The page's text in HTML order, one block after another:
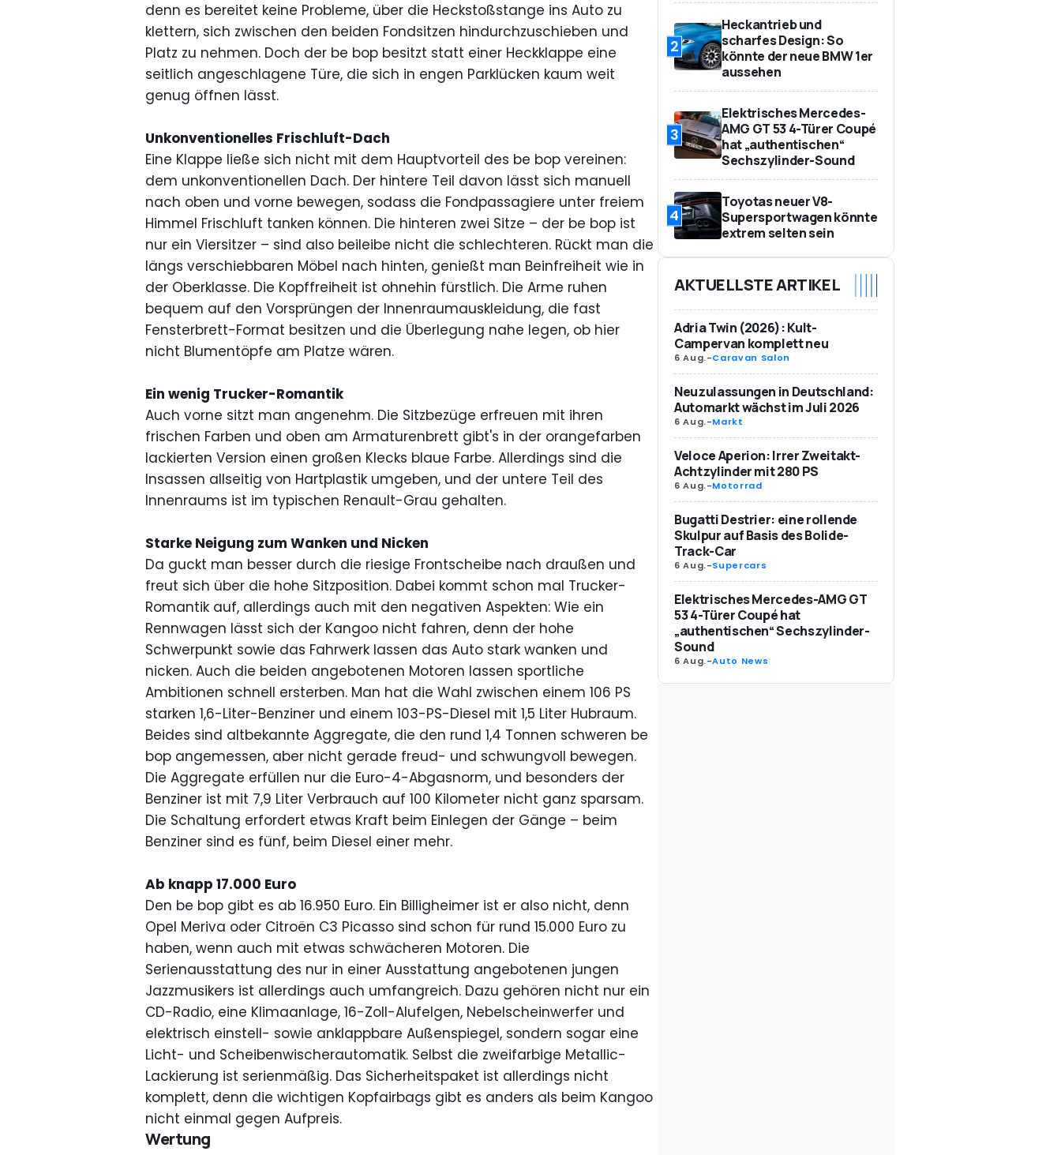
denn es bereitet keine Probleme, über die Heckstoßstange ins Auto zu
klettern, sich zwischen den beiden Fondsitzen hindurchzuschieben und
Platz zu nehmen. Doch der be bop besitzt statt einer Heckklappe eine
seitlich angeschlagene Türe, die sich in engen Parklücken kaum weit
genug öffnen lässt.
Unkonventionelles Frischluft-Dach
Eine Klappe ließe sich nicht mit dem Hauptvorteil des be bop vereinen:
dem unkonventionellen Dach. Der hintere Teil davon lässt sich manuell
nach oben und vorne bewegen, sodass die Fondpassagiere unter freiem
Himmel Frischluft tanken können. Die hinteren zwei Sitze – der be bop ist
nur ein Viersitzer – sind also beileibe nicht die schlechteren. Rückt man die
längs verschiebbaren Möbel nach hinten, genießt man Beinfreiheit wie in
der Oberklasse. Die Kopffreiheit ist ohnehin fürstlich. Die Arme ruhen
bequem auf den Vorsprüngen der Innenraumauskleidung, die fast
Fensterbrett-Format besitzen und die Überlegung nahe legen, ob hier
nicht Blumentöpfe am Platze wären.
Ein wenig Trucker-Romantik
Auch vorne sitzt man angenehm. Die Sitzbezüge erfreuen mit ihren
frischen Farben und oben am Armaturenbrett gibt's in der orangefarben
lackierten Version einen großen Klecks blaue Farbe. Allerdings sind die
Insassen allseitig von Hartplastik umgeben, und der untere Teil des
Innenraums ist im typischen Renault-Grau gehalten.
Starke Neigung zum Wanken und Nicken
Da guckt man besser durch die riesige Frontscheibe nach draußen und
freut sich über die hohe Sitzposition. Dabei kommt schon mal Trucker-
Romantik auf, allerdings auch mit den negativen Aspekten: Wie ein
Rennwagen lässt sich der Kangoo nicht fahren, denn der hohe
Schwerpunkt sowie das Fahrwerk lassen das Auto stark wanken und
nicken. Auch die beiden angebotenen Motoren lassen sportliche
Ambitionen schnell ersterben. Man hat die Wahl zwischen einem 106 PS
starken 1,6-Liter-Benziner und einem 103-PS-Diesel mit 1,5 Liter Hubraum.
Beides sind altbekannte Aggregate, die den rund 1,4 Tonnen schweren be
bop angemessen, aber nicht gerade freud- und schwungvoll bewegen.
Die Aggregate erfüllen nur die Euro-4-Abgasnorm, und besonders der
Benziner ist mit 7,9 Liter Verbrauch auf 100 Kilometer nicht ganz sparsam.
Die Schaltung erfordert etwas Kraft beim Einlegen der Gänge – beim
Benziner sind es fünf, beim Diesel einer mehr.
Ab knapp 17.000 Euro
Den be bop gibt es ab 16.950 Euro. Ein Billigheimer ist er also nicht, denn
Opel Meriva oder Citroën C3 Picasso sind schon für rund 15.000 Euro zu
haben, wenn auch mit etwas schwächeren Motoren. Die
Serienausstattung des nur in einer Ausstattung angebotenen jungen
Jazzmusikers ist allerdings auch umfangreich. Dazu gehören nicht nur ein
CD-Radio, eine Klimaanlage, 16-Zoll-Alufelgen, Nebelscheinwerfer und
elektrisch einstell- sowie anklappbare Außenspiegel, sondern sogar eine
Licht- und Scheibenwischerautomatik. Selbst die zweifarbige Metallic-
Lackierung ist serienmäßig. Das Sicherheitspaket ist allerdings nicht
komplett, denn die wichtigen Kopfairbags gibt es anders als beim Kangoo
nicht einmal gegen Aufpreis.
Wertung
2
Heckantrieb und
scharfes Design: So
könnte der neue BMW 1er
aussehen
3
Elektrisches Mercedes-
AMG GT 53 4-Türer Coupé
hat „authentischen“
Sechszylinder-Sound
4
Toyotas neuer V8-
Supersportwagen könnte
extrem selten sein
AKTUELLSTE ARTIKEL
Adria Twin (2026): Kult-
Campervan komplett neu
6 Aug.-Caravan Salon
Neuzulassungen in Deutschland:
Automarkt wächst im Juli 2026
6 Aug.-Markt
Veloce Aperion: Irrer Zweitakt-
Achtzylinder mit 280 PS
6 Aug.-Motorrad
Bugatti Destrier: eine rollende
Skulpur auf Basis des Bolide-
Track-Car
6 Aug.-Supercars
Elektrisches Mercedes-AMG GT
53 4-Türer Coupé hat
„authentischen“ Sechszylinder-
Sound
6 Aug.-Auto News